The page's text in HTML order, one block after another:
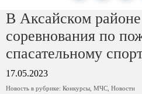
В Аксайском
соревнования по
спасательному
17.05.2023
Новость в рубрике: Конкурсы МЧС Новости